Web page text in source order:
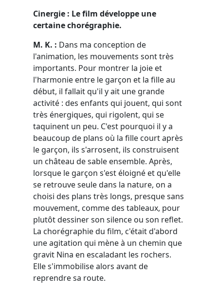
Cinergie : Le film développe une
certaine chorégraphie.
M. K. : Dans ma conception de
l'animation, les mouvements sont très
importants. Pour montrer la joie et
l'harmonie entre le garçon et la fille au
début, il fallait qu'il y ait une grande
activité : des enfants qui jouent, qui sont
très énergiques, qui rigolent, qui se
taquinent un peu. C'est pourquoi il y a
beaucoup de plans où la fille court après
le garçon, ils s'arrosent, ils construisent
un château de sable ensemble. Après,
lorsque le garçon s'est éloigné et qu'elle
se retrouve seule dans la nature, on a
choisi des plans très longs, presque sans
mouvement, comme des tableaux, pour
plutôt dessiner son silence ou son reflet.
La chorégraphie du film, c'était d'abord
une agitation qui mène à un chemin que
gravit Nina en escaladant les rochers.
Elle s'immobilise alors avant de
reprendre sa route.